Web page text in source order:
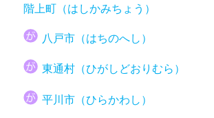
階上町（はしかみちょう）
八戸市（はちのへし）
東通村（ひがしどおりむら）
平川市（ひらかわし）